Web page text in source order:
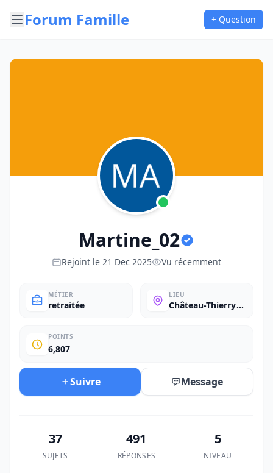
Forum Famille + Question
Martine_02
Rejoint le 21 Dec 2025 Vu récemment
MÉTIER
retraitée
LIEU
Château-Thierry
POINTS
6,807
Suivre Message
37
SUJETS
491
RÉPONSES
5
NIVEAU